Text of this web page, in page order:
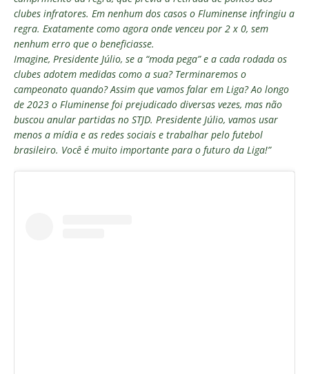
clubes infratores. Em nenhum dos casos o Fluminense infringiu a
regra. Exatamente como agora onde venceu por 2 x 0, sem
nenhum erro que o beneficiasse.
Imagine, Presidente Júlio, se a “moda pega” e a cada rodada os
clubes adotem medidas como a sua? Terminaremos o
campeonato quando? Assim que vamos falar em Liga? Ao longo
de 2023 o Fluminense foi prejudicado diversas vezes, mas não
buscou anular partidas no STJD. Presidente Júlio, vamos usar
menos a mídia e as redes sociais e trabalhar pelo futebol
brasileiro. Você é muito importante para o futuro da Liga!”